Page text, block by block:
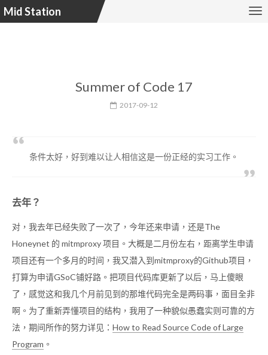
Mid Station
Summer of Code 17
2017-09-12
条件太好，好到难以让人相信这是一份正经的实习工作。
去年？
对，我去年已经失败了一次了，今年还来申请，还是The
Honeynet 的 mitmproxy 项目。大概是二月份左右，距离学生申请
项目还有一个多月的时间，我又潜入到mitmproxy的Github项目，
打算为申请GSoC铺好路。把项目代码库更新了以后，马上傻眼
了，感觉这和我几个月前见到的那堆代码完全是两码事，面目全非
啊。为了重新弄懂项目的结构，我用了一种貌似愚蠢实则可靠的方
法，期间所作的努力详见： How to Read Source Code of Large
Program 。